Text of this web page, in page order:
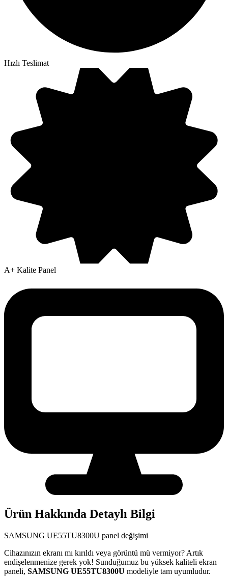
Hızlı Teslimat
A+ Kalite Panel
Ürün Hakkında Detaylı Bilgi
SAMSUNG UE55TU8300U panel değişimi
Cihazınızın ekranı mı kırıldı veya görüntü mü vermiyor? Artık
endişelenmenize gerek yok! Sunduğumuz bu yüksek kaliteli ekran
paneli, SAMSUNG UE55TU8300U modeliyle tam uyumludur.